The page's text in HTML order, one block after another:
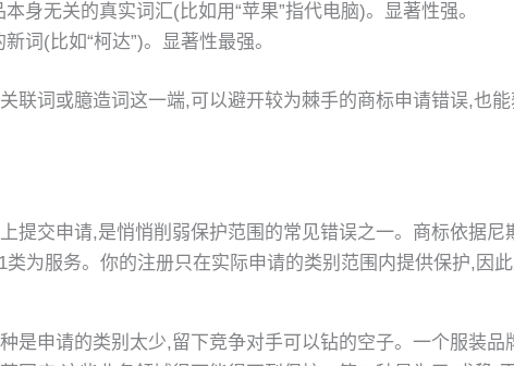
本身无关的真实词汇(比如用“苹果”指代电脑)。显著性强。
词(比如“柯达”)。显著性最强。
联词或臆造词这一端,可以避开较为棘手的商标申请错误,也
提交申请,是悄悄削弱保护范围的常见错误之一。商标依据
类为服务。你的注册只在实际申请的类别范围内提供保护,因
是申请的类别太少,留下竞争对手可以钻的空子。一个服装